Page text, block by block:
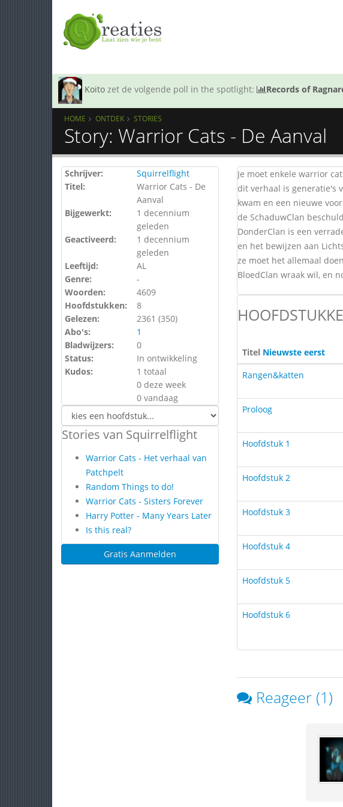
Koito zet de volgende poll in the spotlight: Records of
HOME ONTDEK STORIES
Story: Warrior Cats - De Aanval
Schrijver:
Squirrelflight
Titel:
Warrior Cats - De
Aanval
Bijgewerkt:
1 decennium
geleden
Geactiveerd:
1 decennium
geleden
Leeftijd:
AL
Genre:
-
Woorden:
4609
Hoofdstukken:
8
Gelezen:
2361 (350)
Abo's:
1
Bladwijzers:
0
Status:
In ontwikkeling
Kudos:
1 totaal
0 deze week
0 vandaag
Stories van Squirrelflight
Warrior Cats - Het verhaal van
Patchpelt
Random Things to do!
Warrior Cats - Sisters Forever
Harry Potter - Many Years Later
Is this real?
Gratis Aanmelden
Je moet enkele warrior
dit verhaal is generatie's
kwam en een nieuwe
de SchaduwClan
DonderClan is een
en het bewijzen aan
ze moet het allemaal
BloedClan wraak wil, en
Titel Nieuwste eerst
Rangen&katten
Proloog
Hoofdstuk 1
Hoofdstuk 2
Hoofdstuk 3
Hoofdstuk 4
Hoofdstuk 5
Hoofdstuk 6
Reageer (1)